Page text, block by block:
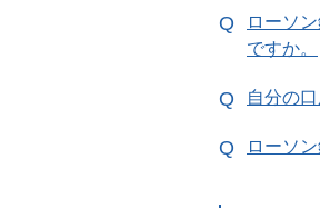
ローソ
ですか。
自分の
ローソ